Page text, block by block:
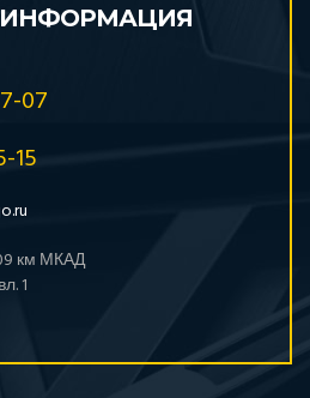
ИНФОРМАЦИЯ
07
15
км МКАД
1